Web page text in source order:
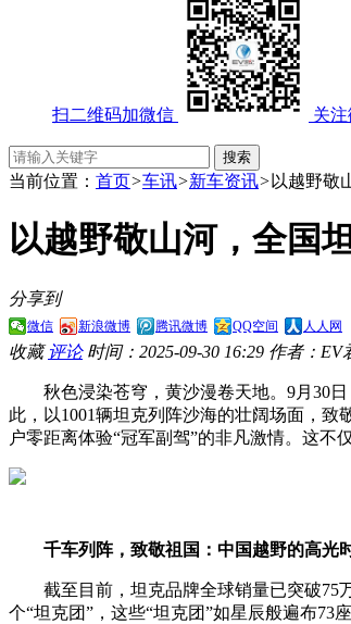
扫二维码加微信 关
当前位置： 首页>车讯>新车资讯> 以越野敬
以越野敬山河，全国
分享到
微信 新浪微博 腾讯微博 QQ空间 人人网
收藏 评论 时间：2025-09-30 16:29 作者：EV
秋色浸染苍穹，黄沙漫卷天地。9月30
此，以1001辆坦克列阵沙海的壮阔场面，
户零距离体验“冠军副驾”的非凡激情。这不
千车列阵，致敬祖国：中国越野的高光
截至目前，坦克品牌全球销量已突破75
个“坦克团”，这些“坦克团”如星辰般遍布73